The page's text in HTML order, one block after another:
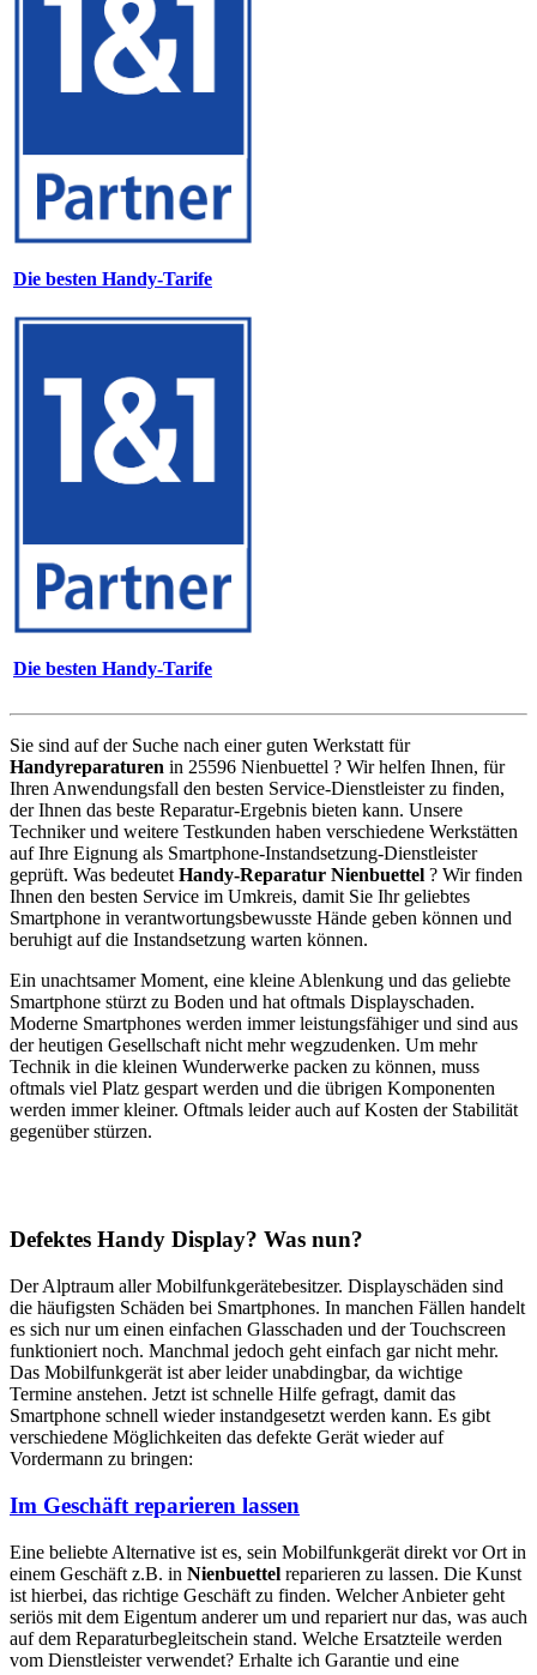
Die besten Handy-Tarife
Die besten Handy-Tarife
Sie sind auf der Suche nach einer guten Werkstatt für
Handyreparaturen in 25596 Nienbuettel ? Wir helfen Ihnen, für
Ihren Anwendungsfall den besten Service-Dienstleister zu finden,
der Ihnen das beste Reparatur-Ergebnis bieten kann. Unsere
Techniker und weitere Testkunden haben verschiedene Werkstätten
auf Ihre Eignung als Smartphone-Instandsetzung-Dienstleister
geprüft. Was bedeutet Handy-Reparatur Nienbuettel ? Wir finden
Ihnen den besten Service im Umkreis, damit Sie Ihr geliebtes
Smartphone in verantwortungsbewusste Hände geben können und
beruhigt auf die Instandsetzung warten können.
Ein unachtsamer Moment, eine kleine Ablenkung und das geliebte
Smartphone stürzt zu Boden und hat oftmals Displayschaden.
Moderne Smartphones werden immer leistungsfähiger und sind aus
der heutigen Gesellschaft nicht mehr wegzudenken. Um mehr
Technik in die kleinen Wunderwerke packen zu können, muss
oftmals viel Platz gespart werden und die übrigen Komponenten
werden immer kleiner. Oftmals leider auch auf Kosten der Stabilität
gegenüber stürzen.
Defektes Handy Display? Was nun?
Der Alptraum aller Mobilfunkgerätebesitzer. Displayschäden sind
die häufigsten Schäden bei Smartphones. In manchen Fällen handelt
es sich nur um einen einfachen Glasschaden und der Touchscreen
funktioniert noch. Manchmal jedoch geht einfach gar nicht mehr.
Das Mobilfunkgerät ist aber leider unabdingbar, da wichtige
Termine anstehen. Jetzt ist schnelle Hilfe gefragt, damit das
Smartphone schnell wieder instandgesetzt werden kann. Es gibt
verschiedene Möglichkeiten das defekte Gerät wieder auf
Vordermann zu bringen:
Im Geschäft reparieren lassen
Eine beliebte Alternative ist es, sein Mobilfunkgerät direkt vor Ort in
einem Geschäft z.B. in Nienbuettel reparieren zu lassen. Die Kunst
ist hierbei, das richtige Geschäft zu finden. Welcher Anbieter geht
seriös mit dem Eigentum anderer um und repariert nur das, was auch
auf dem Reparaturbegleitschein stand. Welche Ersatzteile werden
vom Dienstleister verwendet? Erhalte ich Garantie und eine